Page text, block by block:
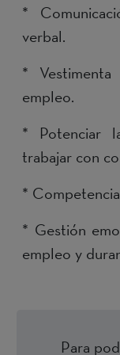
*
verbal.
*
empleo.
* Potenciar
trabajar con
*
* Gestión
empleo y
Para